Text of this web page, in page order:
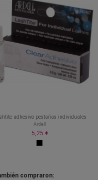
adhesivo pestañas individuales
Ardell
5,25 €
compraron: